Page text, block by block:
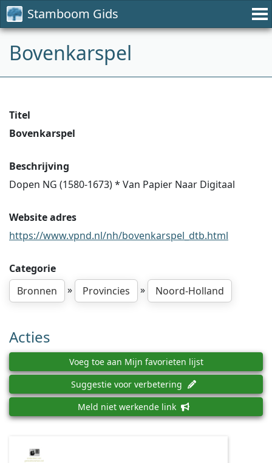
Stamboom Gids
Bovenkarspel
Titel
Bovenkarspel
Beschrijving
Dopen NG (1580-1673) * Van Papier Naar Digitaal
Website adres
https://www.vpnd.nl/nh/bovenkarspel_dtb.html
Categorie
Bronnen
» Provincies » Noord-Holland
Acties
Voeg toe aan Mijn favorieten lijst
Suggestie voor verbetering
Meld niet werkende link